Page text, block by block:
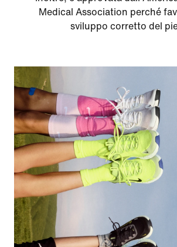
Medical Association perché
sviluppo corretto del